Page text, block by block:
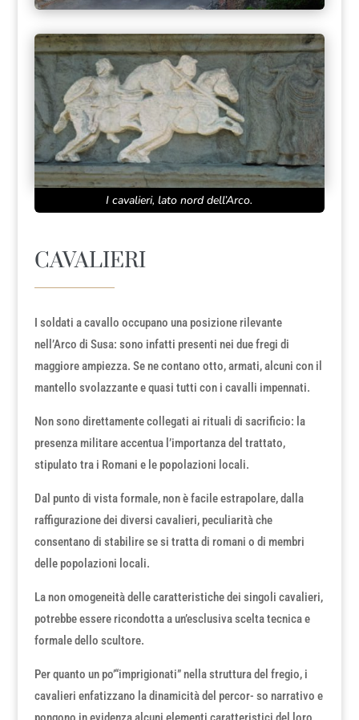
I cavalieri, lato nord dell’Arco.
CAVALIERI
I soldati a cavallo occupano una posizione rilevante
nell’Arco di Susa: sono infatti presenti nei due fregi di
maggiore ampiezza. Se ne contano otto, armati, alcuni con il
mantello svolazzante e quasi tutti con i cavalli impennati.
Non sono direttamente collegati ai rituali di sacrificio: la
presenza militare accentua l’importanza del trattato,
stipulato tra i Romani e le popolazioni locali.
Dal punto di vista formale, non è facile estrapolare, dalla
raffigurazione dei diversi cavalieri, peculiarità che
consentano di stabilire se si tratta di romani o di membri
delle popolazioni locali.
La non omogeneità delle caratteristiche dei singoli cavalieri,
potrebbe essere ricondotta a un’esclusiva scelta tecnica e
formale dello scultore.
Per quanto un po’“imprigionati” nella struttura del fregio, i
cavalieri enfatizzano la dinamicità del percor- so narrativo e